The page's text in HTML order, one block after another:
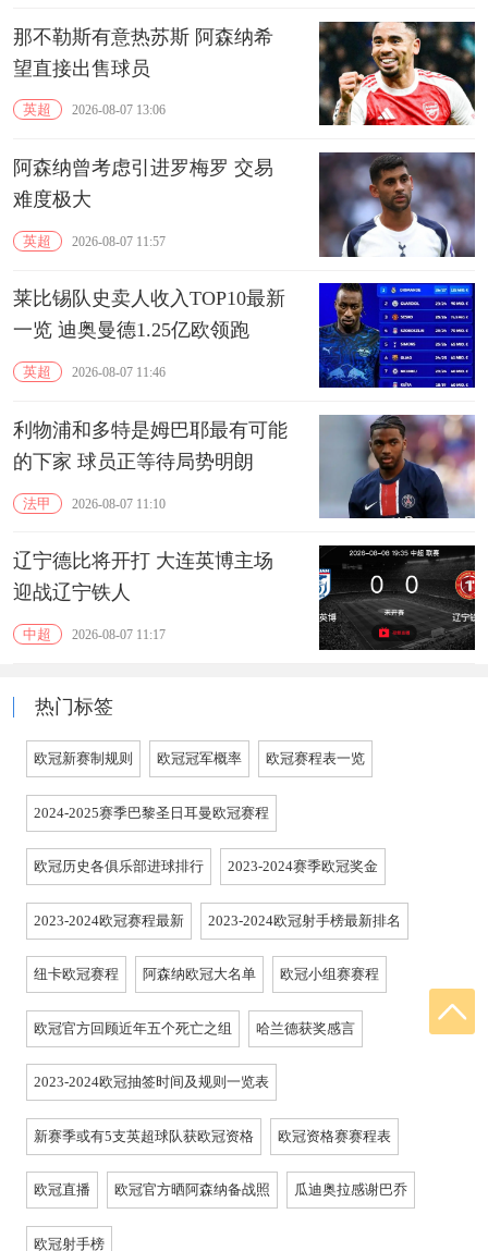
那不勒斯有意热苏斯 阿森纳希
望直接出售球员
英超 2026-08-07 13:06
阿森纳曾考虑引进罗梅罗 交易
难度极大
英超 2026-08-07 11:57
莱比锡队史卖人收入TOP10最新
一览 迪奥曼德1.25亿欧领跑
英超 2026-08-07 11:46
利物浦和多特是姆巴耶最有可能
的下家 球员正等待局势明朗
法甲 2026-08-07 11:10
辽宁德比将开打 大连英博主场
迎战辽宁铁人
中超 2026-08-07 11:17
热门标签
欧冠新赛制规则 欧冠冠军概率 欧冠赛程表一览
2024-2025赛季巴黎圣日耳曼欧冠赛程
欧冠历史各俱乐部进球排行 2023-2024赛季欧冠奖金
2023-2024欧冠赛程最新 2023-2024欧冠射手榜最新排名
纽卡欧冠赛程 阿森纳欧冠大名单 欧冠小组赛赛程
欧冠官方回顾近年五个死亡之组 哈兰德获奖感言
2023-2024欧冠抽签时间及规则一览表
新赛季或有5支英超球队获欧冠资格 欧冠资格赛赛程表
欧冠直播 欧冠官方晒阿森纳备战照 瓜迪奥拉感谢巴乔
欧冠射手榜